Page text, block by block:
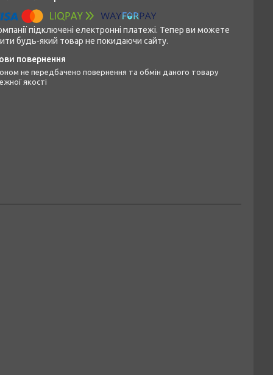
підключені електронні платежі. Тепер ви можете
будь-який товар не покидаючи сайту.
якості